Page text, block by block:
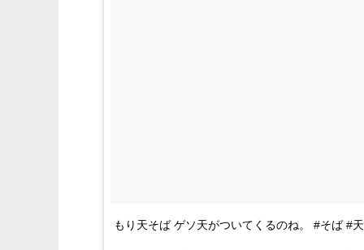
もり天そば ゲソ天がついてくるのね。 #そば #